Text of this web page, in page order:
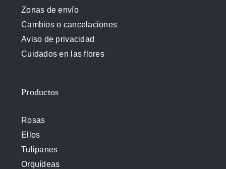
Zonas de envío
Cambios o cancelaciones
Aviso de privacidad
Cuidados en las flores
Productos
Rosas
Ellos
Tulipanes
Orquídeas